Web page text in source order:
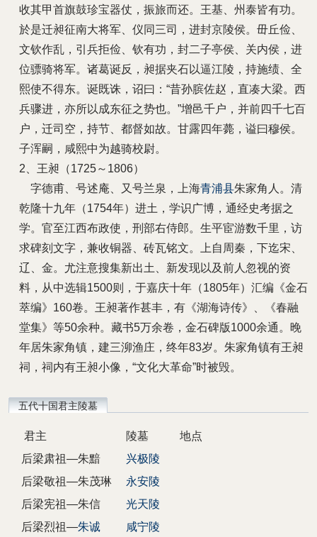
收其甲首旗鼓珍宝器仗，振旅而还。王基、州泰皆有功。
於是迁昶征南大将军、仪同三司，进封京陵侯。毌丘俭、
文钦作乱，引兵拒俭、钦有功，封二子亭侯、关内侯，进
位骠骑将军。诸葛诞反，昶据夹石以逼江陵，持施绩、全
熙使不得东。诞既诛，诏曰：“昔孙膑佐赵，直凑大梁。西
兵骤进，亦所以成东征之势也。”增邑千户，并前四千七百
户，迁司空，持节、都督如故。甘露四年薨，谥曰穆侯。
子浑嗣，咸熙中为越骑校尉。
2、王昶（1725～1806）
字德甫、号述庵、又号兰泉，上海青浦县朱家角人。清
乾隆十九年（1754年）进土，学识广博，通经史考据之
学。官至江西布政使，刑部右侍郎。生平宦游数千里，访
求碑刻文字，兼收铜器、砖瓦铭文。上自周秦，下迄宋、
辽、金。尤注意搜集新出土、新发现以及前人忽视的资
料，从中选辑1500则，于嘉庆十年（1805年）汇编《金石
萃编》160卷。王昶著作甚丰，有《湖海诗传》、《春融
堂集》等50余种。藏书5万余卷，金石碑版1000余通。晚
年居朱家角镇，建三泖渔庄，终年83岁。朱家角镇有王昶
祠，祠内有王昶小像，“文化大革命”时被毁。
五代十国君主陵墓
君主 陵墓
地点
后梁肃祖—朱黯
兴极陵
后梁敬祖—朱茂琳
永安陵
后梁宪祖—朱信
光天陵
后梁烈祖—朱诚
咸宁陵